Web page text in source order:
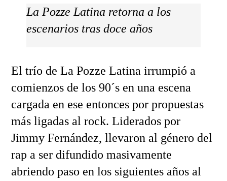
La Pozze Latina retorna a los
escenarios tras doce años
El trío de La Pozze Latina irrumpió a
comienzos de los 90´s en una escena
cargada en ese entonces por propuestas
más ligadas al rock. Liderados por
Jimmy Fernández, llevaron al género del
rap a ser difundido masivamente
abriendo paso en los siguientes años al